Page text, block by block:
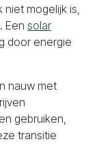
niet mogelijk is,
Een solar
door energie
nauw met
gebruiken,
transitie